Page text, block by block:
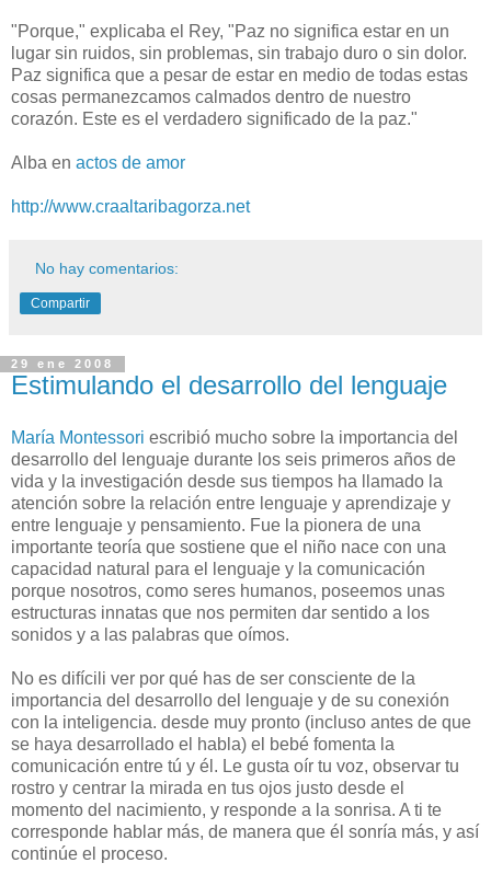
"Porque," explicaba el Rey, "Paz no significa estar en un
lugar sin ruidos, sin problemas, sin trabajo duro o sin dolor.
Paz significa que a pesar de estar en medio de todas estas
cosas permanezcamos calmados dentro de nuestro
corazón. Este es el verdadero significado de la paz."
Alba en actos de amor
http://www.craaltaribagorza.net
No hay comentarios:
Compartir
29 ene 2008
Estimulando el desarrollo del lenguaje
María Montessori escribió mucho sobre la importancia del
desarrollo del lenguaje durante los seis primeros años de
vida y la investigación desde sus tiempos ha llamado la
atención sobre la relación entre lenguaje y aprendizaje y
entre lenguaje y pensamiento. Fue la pionera de una
importante teoría que sostiene que el niño nace con una
capacidad natural para el lenguaje y la comunicación
porque nosotros, como seres humanos, poseemos unas
estructuras innatas que nos permiten dar sentido a los
sonidos y a las palabras que oímos.
No es difícili ver por qué has de ser consciente de la
importancia del desarrollo del lenguaje y de su conexión
con la inteligencia. desde muy pronto (incluso antes de que
se haya desarrollado el habla) el bebé fomenta la
comunicación entre tú y él. Le gusta oír tu voz, observar tu
rostro y centrar la mirada en tus ojos justo desde el
momento del nacimiento, y responde a la sonrisa. A ti te
corresponde hablar más, de manera que él sonría más, y así
continúe el proceso.